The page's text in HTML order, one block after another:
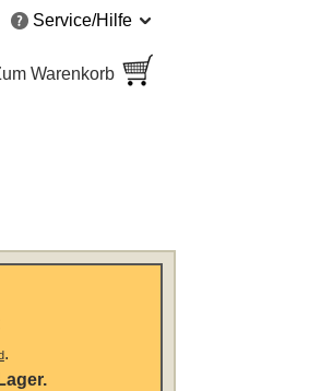
Service/Hilfe
Warenkorb
.